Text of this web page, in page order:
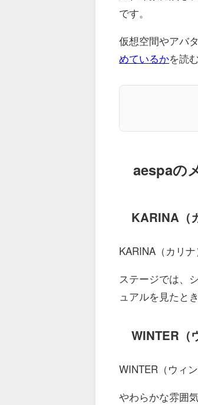
です。
仮想空間やアバ
めているかを読
aespaの
KARINA（
KARINA（カリ
ステージでは、
ュアルを見たと
WINTER（
WINTER（ウィ
やわらかな雰囲